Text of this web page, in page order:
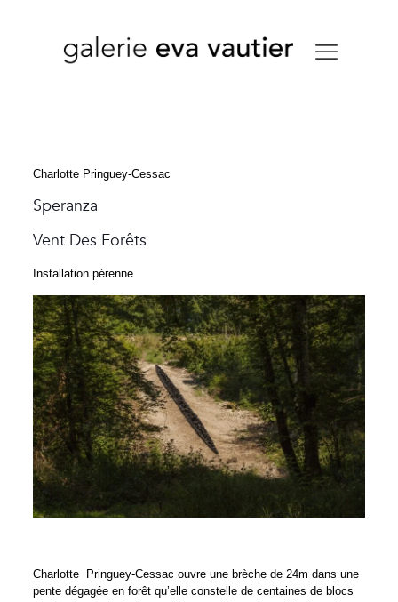
Charlotte Pringuey-Cessac
Speranza
Vent Des Forêts
Installation pérenne
Charlotte Pringuey-Cessac ouvre une brèche de 24m dans une
pente dégagée en forêt qu’elle constelle de centaines de blocs